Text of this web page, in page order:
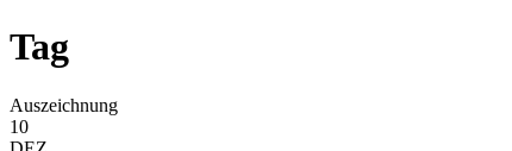
Tag
Auszeichnung
10